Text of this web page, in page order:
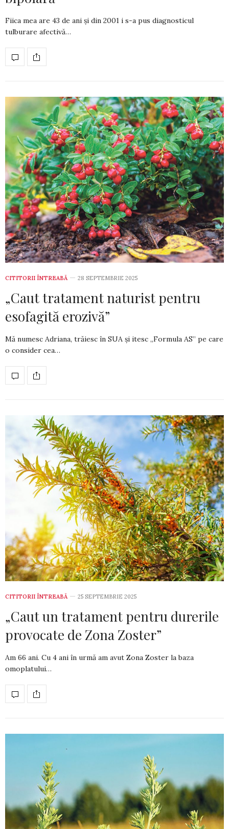
Fiica mea are 43 de ani și din 2001 i s-a pus diag­­nosticul
tulburare afectivă…
CITITORII ÎNTREABĂ 28 SEPTEMBRIE 2025
„Caut tratament naturist pentru
esofagită erozivă”
Mă numesc Adriana, trăiesc în SUA și itesc „For­mula AS” pe care
o consider cea…
CITITORII ÎNTREABĂ 25 SEPTEMBRIE 2025
„Caut un tratament pentru durerile
provocate de Zona Zoster”
Am 66 ani. Cu 4 ani în urmă am avut Zona Zos­­ter la baza
omoplatului…